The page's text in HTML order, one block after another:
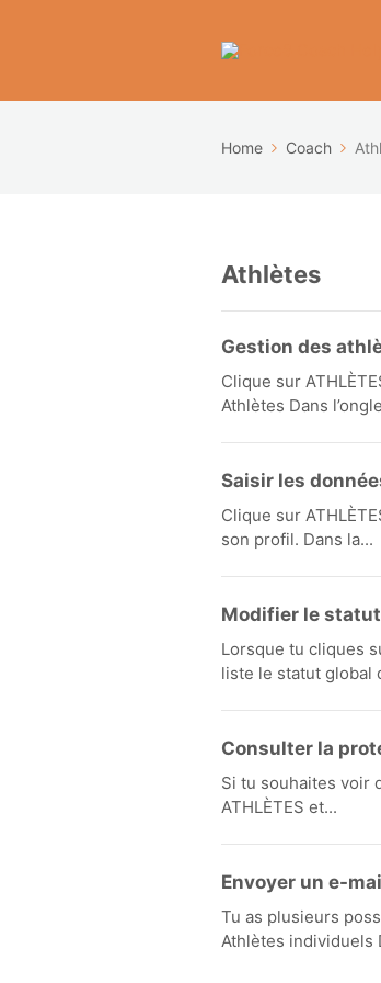
Home Coach
Athlètes
Gestion des
Clique sur
Athlètes Dans
Saisir les
Clique sur
son profil. Dans la...
Modifier le
Lorsque tu cliques
liste le statut global
Consulter la
Si tu souhaites voir
ATHLÈTES et...
Envoyer un e-
Tu as plusieurs
Athlètes individuels